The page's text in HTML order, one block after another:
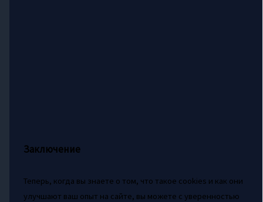
Заключение
Теперь, когда вы знаете о том, что такое cookies и как они
улучшают ваш опыт на сайте, вы можете с уверенностью